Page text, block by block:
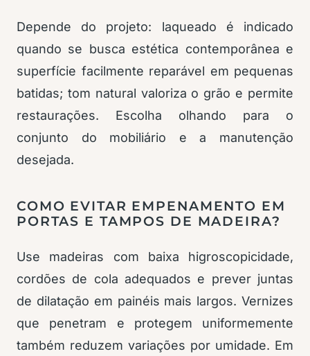
Depende do projeto: laqueado é indicado
quando se busca estética contemporânea e
superfície facilmente reparável em pequenas
batidas; tom natural valoriza o grão e permite
restaurações. Escolha olhando para o
conjunto do mobiliário e a manutenção
desejada.
COMO EVITAR EMPENAMENTO EM
PORTAS E TAMPOS DE MADEIRA?
Use madeiras com baixa higroscopicidade,
cordões de cola adequados e prever juntas
de dilatação em painéis mais largos. Vernizes
que penetram e protegem uniformemente
também reduzem variações por umidade. Em